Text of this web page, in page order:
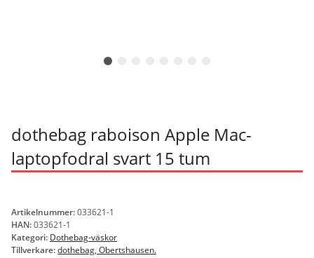
dothebag raboison Apple Mac-
laptopfodral svart 15 tum
Artikelnummer:033621-1
HAN:033621-1
Kategori: Dothebag-väskor
Tillverkare:dothebag, Obertshausen.